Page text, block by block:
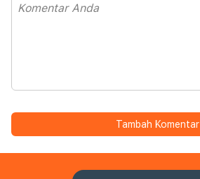
Tambah Komentar